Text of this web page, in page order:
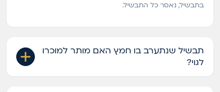
בתבשיל, נאסר כל התבשיל.
תבשיל שנתערב בו חמץ האם מותר למוכרו
לגוי?